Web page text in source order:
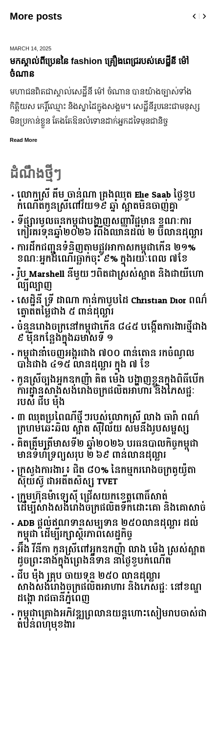
More posts
14,2025
ស្គាល់ពីប្រេននៃ​ fashion គ្រឿងពេជ្ររបស់សេដ្ឋីនី ម៉ៅ
ាន
ាជន​ពិតជា​ស្គាល់​សេដ្ឋី​នី ម៉ៅ ចំណាន បាន​យ៉ាង​ច្បាស់​ទាំង​
តិយស កេរ្តិ៍ឈ្មោះ និង​ស្នាដៃ​ក្នុង​សង្គម។ សេដ្ឋី​នី​រូប​នេះ​ជា​មនុស្ស​
ប្រកាន់​ខ្លួន តែងតែ​ឱនលំទោន​ដាក់​អ្នក​ដទៃ​មុន​ជានិច្ច
More
ដំណឹងថ្មីៗ
លោកស្រី គឹម ចាន់ណា គ្រងឈុត Elie Saab ថ្ងៃខួប
កំណើតកូនស្រីពៅវ័យ១៩ ឆ្នាំ ស្អាតមិនចាញ់គ្នា
ទីផ្សារ​មូលធន​កម្ពុជា​បង្ហាញ​សញ្ញា​វិជ្ជមាន​ ​ខណៈ​ការ​
កៀរគរ​ទុន​ឆ្នាំ​២០២៦​ ​រំពឹង​ឈានដល់​ ​២​ ​ប៊ីលាន​ដុល្លារ​
ការដឹកជញ្ជូនទំនិញតាមផ្លូវអាកាសកម្ពុជាកើន ២១%
ខណៈអ្នកដំណើរធ្លាក់ចុះ ៩% ក្នុងរយៈពេល ៧ខែ
រ៉ូប Marshell នីមួយៗពិតជាស្រស់ស្អាត និងជាយីហោ
ល្បីល្បាញ
សេដ្ឋិនី ទ្រី ដាណា កាន់កាបូបដៃ Christian Dior ពណ៌
ត្នោតតម្លៃជាង ៥ ពាន់ដុល្លារ
ចំនួន​រោងចក្រ​នៅ​កម្ពុជា​កើន​ ​៨៤៥​ ​បង្កើត​ការងារ​ថ្មី​ជាង​
​៩​ ​ម៉ឺន​កន្លែង​ក្នុង​ឆមាស​ទី ​១​
កម្ពុជានាំចេញអង្ករជាង ៧០០ ពាន់តោន រកចំណូល
បានជាង ៤១៥ លានដុល្លារ ក្នុង ៧ ខែ
កូនស្រីច្បងអ្នកឧកញ៉ា គិត ម៉េង បង្ហាញខ្លួនក្នុងពិធីបើក
ការដ្ឋានសាងសង់រោងចក្រផលិតអាហារ និងភេសជ្ជៈ
របស់ ជីប ម៉ុង
៣ ឈុតប្រពៃណីថ្មីៗរបស់លោកស្រី លាង ធារ៉ា ពណ៌
ក្រហមឆេះឆិល ស្អាត ​ស៊ីវិល័យ សមនឹងរូបសម្ផស្ស
គិត​ត្រឹមត្រីមាស​ទី​២​ ​ឆ្នាំ​២០២៦​ បរធន​បាលកិច្ច​កម្ពុជា​ ​
មាន​ទំហំ​ទ្រព្យ​សរុប​ ​២.៦៩​ ​ពាន់លាន​ដុល្លារ​
ក្រសួង​ការងារ​៖ ​ជិត​ ​៨០​% ​នៃ​កម្មករ​រោងចក្រ​តូយ៉ូតា ​
ស៊ុយ​ស៊ូ ​ជា​អតីត​សិស្ស​ ​TVET​
ក្រុមហ៊ុន​ម៉ាឡេស៊ី ជ្រើសយកខេត្ដពោធិ៍សាត់
ដើម្បីសាងសង់រោងចក្រផលិតទឹកដោះគោ និងគោសាច់
ADB ផ្តល់ឥណទានសម្បទាន ២៥០លានដុល្លារ ដល់
កម្ពុជា ដើម្បីរក្សាស្ថិរភាពសេដ្ឋកិច្ច
អ៊ឹង វីនីកា កូនស្រីពៅអ្នកឧកញ៉ា លាង ម៉េង ស្រស់ស្អាត
ដូចព្រះនាងក្នុងព្រេងនិទាន នាថ្ងៃខួបកំណើត
ជីប ម៉ុង គ្រុប ចាយទុន ២៥០ លានដុល្លារ
សាងសង់រោងចក្រផលិតអាហារ និងភេសជ្ជៈ នៅខណ្ឌ
ដង្កោ រាជធានីភ្នំពេញ
កម្ពុជា​គ្រោង​អភិវឌ្ឍ​ព្រលានយន្តហោះ​សៀមរាប​ចាស់​ជា​
តំបន់​ពហុ​មុខងារ​